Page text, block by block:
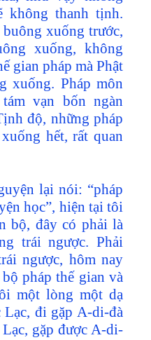
không thanh tịnh.
xuống trước,
xuống, không
gian pháp mà Phật
xuống. Pháp môn
vạn bốn ngàn
độ, những pháp
hết, rất quan
lại nói: “pháp
học”, hiện tại tôi
bộ, đây có phải là
trái ngược. Phải
ngược, hôm nay
pháp thế gian và
một lòng một dạ
đi gặp A-di-đà
gặp được A-di-